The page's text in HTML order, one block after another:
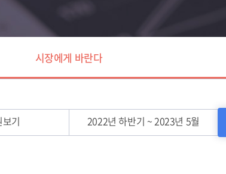
시장에게 바란다
기 2022년 하반기 ~ 2023년 5월